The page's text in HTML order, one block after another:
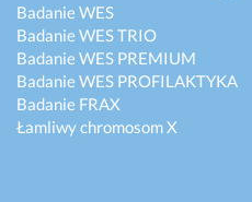
Badanie WES
Badanie WES TRIO
Badanie WES PREMIUM
Badanie WES PROFILAKTYKA
Badanie FRAX
Łamliwy chromosom X